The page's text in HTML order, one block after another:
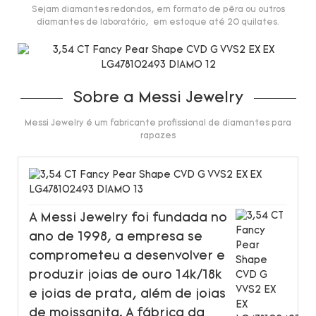
Sejam diamantes redondos, em formato de pêra ou outros
diamantes de laboratório, em estoque até 20 quilates.
Sobre a Messi Jewelry
Messi Jewelry é um fabricante profissional de diamantes para
rapazes
A Messi Jewelry foi fundada no
ano de 1998, a empresa se
comprometeu a desenvolver e
produzir joias de ouro 14k/18k
e joias de prata, além de joias